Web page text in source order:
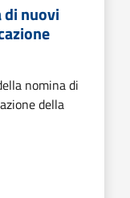
nuovi
nomina di
della